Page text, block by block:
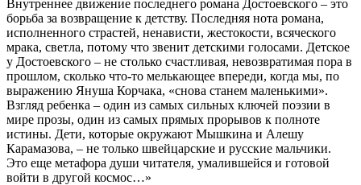
Внутреннее движение последнего романа Достоевского – это
борьба за возвращение к детству. Последняя нота романа,
исполненного страстей, ненависти, жестокости, всяческого
мрака, светла, потому что звенит детскими голосами. Детское
у Достоевского – не столько счастливая, невозвратимая пора в
прошлом, сколько что-то мелькающее впереди, когда мы, по
выражению Януша Корчака, «снова станем маленькими».
Взгляд ребенка – один из самых сильных ключей поэзии в
мире прозы, один из самых прямых прорывов к полноте
истины. Дети, которые окружают Мышкина и Алешу
Карамазова, – не только швейцарские и русские мальчики.
Это еще метафора души читателя, умалившейся и готовой
войти в другой космос…»